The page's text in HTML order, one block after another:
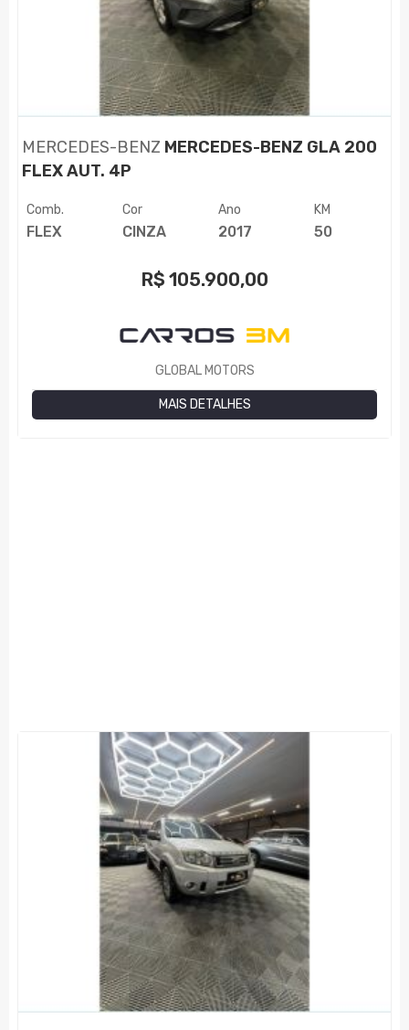
MERCEDES-BENZ MERCEDES-BENZ GLA 200
FLEX AUT. 4P
Comb.
FLEX
Cor
CINZA
Ano
2017
KM
50
R$ 105.900,00
GLOBAL MOTORS
MAIS DETALHES